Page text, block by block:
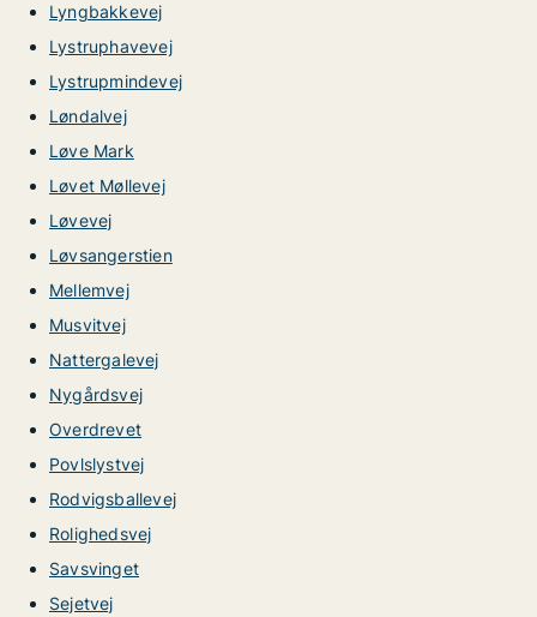
Lyngbakkevej
Lystruphavevej
Lystrupmindevej
Løndalvej
Løve Mark
Løvet Møllevej
Løvevej
Løvsangerstien
Mellemvej
Musvitvej
Nattergalevej
Nygårdsvej
Overdrevet
Povlslystvej
Rodvigsballevej
Rolighedsvej
Savsvinget
Sejetvej